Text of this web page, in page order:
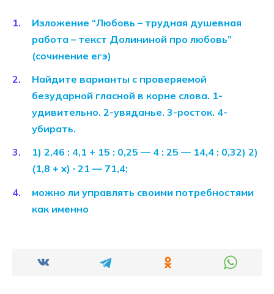
Изложение “Любовь – трудная душевная
работа – текст Долининой про любовь”
(сочинение егэ)
Найдите варианты с проверяемой
безударной гласной в корне слова. 1-
удивительно. 2-увяданье. 3-росток. 4-
убирать.
1) 2,46 : 4,1 + 15 : 0,25 — 4 : 25 — 14,4 : 0,32) 2)
(1,8 + х) ∙ 21 — 71,4;
можно ли управлять своими потребностями
как именно